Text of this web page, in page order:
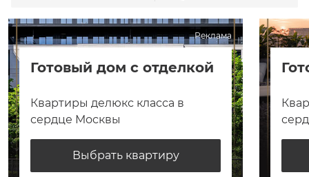
Реклама
Готовый дом с отделкой
Квартиры делюкс класса в
сердце Москвы
Выбрать квартиру